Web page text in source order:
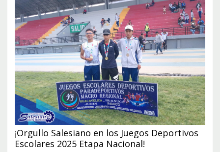
¡Orgullo Salesiano en los Juegos Deportivos
Escolares 2025 Etapa Nacional!